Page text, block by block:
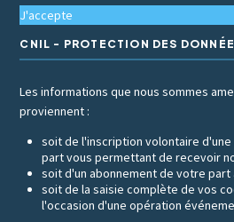
J'accepte
CNIL - PROTECTION DES
Les informations que nous sommes
proviennent :
soit de l'inscription volontaire
part vous permettant de recevoir
soit d'un abonnement de votre part
soit de la saisie complète de vos
l'occasion d'une opération